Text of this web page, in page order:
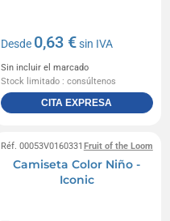
Desde 0,63 €sin IVA
Sin incluir el marcado
Stock limitado : consúltenos
CITA EXPRESA
Fruit of the Loom
Réf. 00053V0160331
Camiseta Color Niño -
Iconic